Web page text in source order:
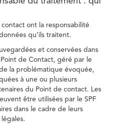
ont la responsabilité
qu’ils traitent.
et conservées dans
de Contact, géré par le
la problématique évoquée,
à une ou plusieurs
du Point de contact. Les
être utilisées par le SPF
dans le cadre de leurs